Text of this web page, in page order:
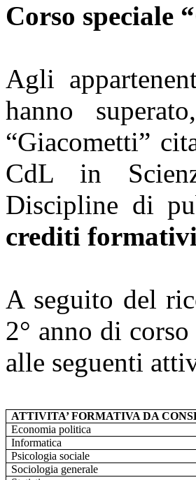
Corso speciale
Agli
hanno
“Giacometti”
CdL in
Discipline di
crediti
A seguito del
2° anno di
alle seguenti
ATTIVITA’ FORMATIVA DA
Economia politica
Informatica
Psicologia sociale
Sociologia generale